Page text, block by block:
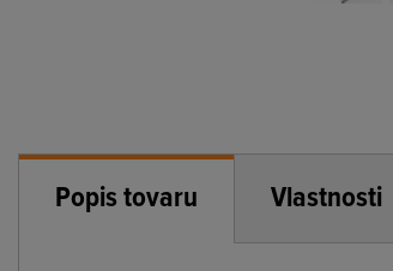
Popis tovaru Vlastnosti